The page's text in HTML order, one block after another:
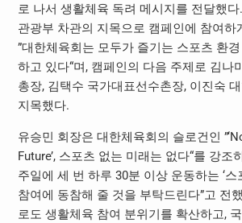
로 나서 생활체육 독려 메시지를 전달했
관광부 차관의 지목으로 캠페인에 참여하
”대한체육회는 모두가 즐기는 스포츠 환
하고 있다“며, 캠페인의 다음 주제로 김나
총장, 김택수 국가대표선수촌장, 이진숙
지목했다.
유승민 회장은 대한체육회의 슬로건인
Future’, 스포츠 없는 미래는 없다“를 강조
주일에 세 번 하루 30분 이상 운동하는 ‘스
참여에 동참해 줄 것을 부탁드린다”고 전
로도 생활체육 참여 분위기를 확산하고,